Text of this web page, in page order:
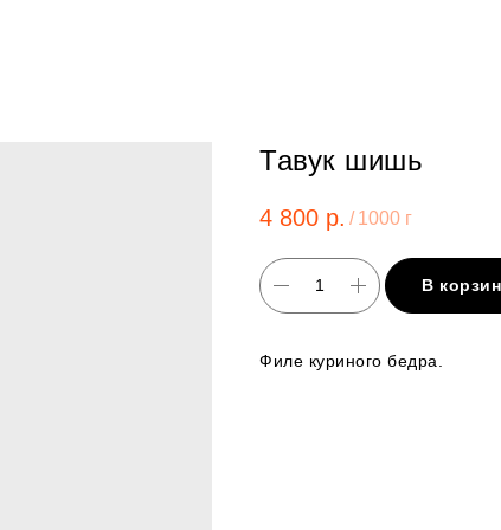
Тавук шишь
4 800 р. / 1000 г
В
Филе куриного бедра.